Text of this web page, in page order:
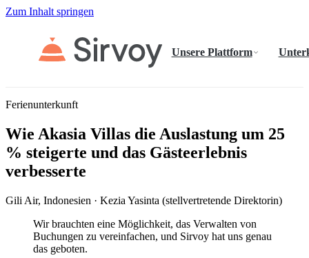
Zum Inhalt springen
Unsere Plattform
Ferienunterkunft
Wie Akasia Villas die Auslastung um 25
% steigerte und das Gästeerlebnis
verbesserte
Gili Air, Indonesien · Kezia Yasinta (stellvertretende Direktorin)
Wir brauchten eine Möglichkeit, das Verwalten von
Buchungen zu vereinfachen, und Sirvoy hat uns genau
das geboten.